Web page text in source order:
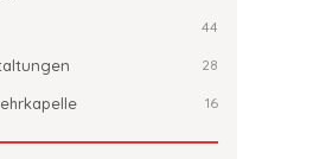
44
28
16